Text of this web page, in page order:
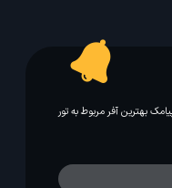
بهترین آفر مربوط به تور